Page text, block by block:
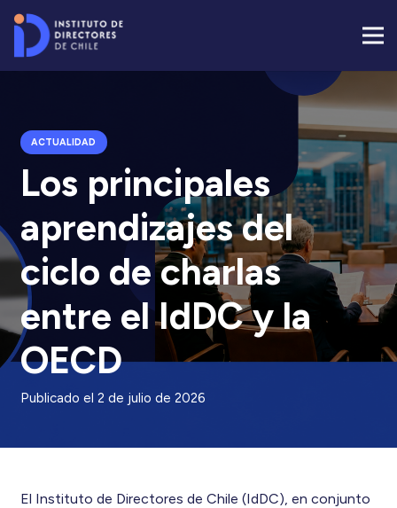
ACTUALIDAD
Los principales
aprendizajes del
ciclo de charlas
entre el IdDC y la
OECD
Publicado el 2 de julio de 2026
El Instituto de Directores de Chile (IdDC), en conjunto